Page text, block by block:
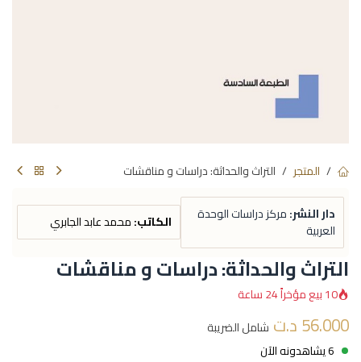
المتجر التراث والحداثة: دراسات و مناقشات
دار النشر:مركز دراسات الوحدة
العربية
الكاتب:محمد عابد الجابري
التراث والحداثة: دراسات و مناقشات
10 بيع مؤخراً 24 ساعة
56.000د.ت شامل الضريبة
6 يشاهدونه الآن